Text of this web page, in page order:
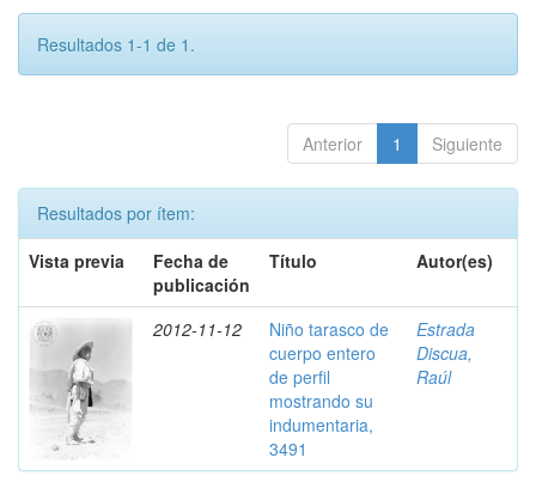
Resultados 1-1 de 1.
Anterior 1 Siguiente
Resultados por ítem:
Vista previa
Fecha de
publicación
Título Autor(es)
2012-11-12
Niño tarasco de
cuerpo entero
de perfil
mostrando su
indumentaria,
3491
Estrada
Discua,
Raúl